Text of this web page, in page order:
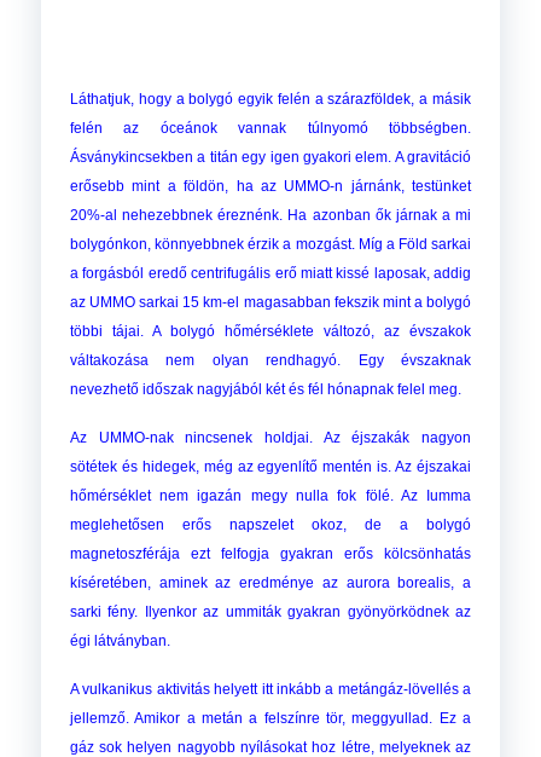
Láthatjuk, hogy a bolygó egyik felén a szárazföldek, a másik
felén az óceánok vannak túlnyomó többségben.
Ásványkincsekben a titán egy igen gyakori elem. A gravitáció
erősebb mint a földön, ha az UMMO-n járnánk, testünket
20%-al nehezebbnek éreznénk. Ha azonban ők járnak a mi
bolygónkon, könnyebbnek érzik a mozgást. Míg a Föld sarkai
a forgásból eredő centrifugális erő miatt kissé laposak, addig
az UMMO sarkai 15 km-el magasabban fekszik mint a bolygó
többi tájai. A bolygó hőmérséklete változó, az évszakok
váltakozása nem olyan rendhagyó. Egy évszaknak
nevezhető időszak nagyjából két és fél hónapnak felel meg.
Az UMMO-nak nincsenek holdjai. Az éjszakák nagyon
sötétek és hidegek, még az egyenlítő mentén is. Az éjszakai
hőmérséklet nem igazán megy nulla fok fölé. Az Iumma
meglehetősen erős napszelet okoz, de a bolygó
magnetoszférája ezt felfogja gyakran erős kölcsönhatás
kíséretében, aminek az eredménye az aurora borealis, a
sarki fény. Ilyenkor az ummiták gyakran gyönyörködnek az
égi látványban.
A vulkanikus aktivitás helyett itt inkább a metángáz-lövellés a
jellemző. Amikor a metán a felszínre tör, meggyullad. Ez a
gáz sok helyen nagyobb nyílásokat hoz létre, melyeknek az